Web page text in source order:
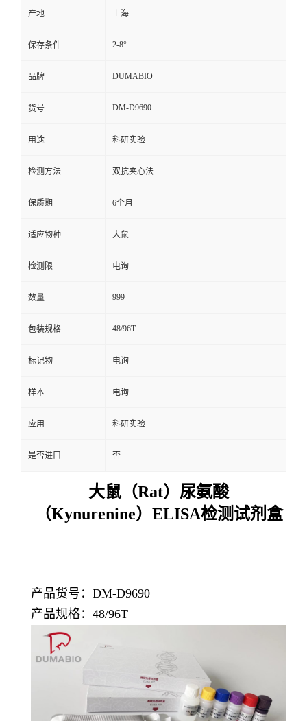
言
产地 上海
保存条件 2-8°
品牌 DUMABIO
货号 DM-D9690
用途 科研实验
检测方法 双抗夹心法
保质期 6个月
适应物种 大鼠
检测限 电询
数量 999
包装规格 48/96T
标记物 电询
样本 电询
应用 科研实验
是否进口 否
大鼠（Rat）尿氨酸
（Kynurenine）ELISA检测试剂盒
产品货号：DM-D9690
产品规格：48/96T